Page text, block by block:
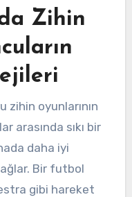
Zihin
zihin oyunlarının
arasında sıkı bir
daha iyi
Bir futbol
gibi hareket